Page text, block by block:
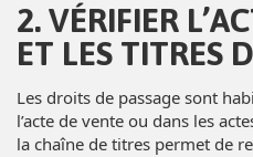
2. VÉRIFIER
ET LES TITRES
Les droits de passage sont
l’acte de vente ou dans les
la chaîne de titres permet de